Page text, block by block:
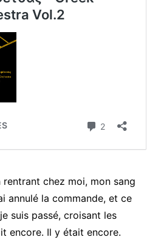
rentrant chez moi, mon sang
annulé la commande, et ce
suis passé, croisant les
encore. Il y était encore.